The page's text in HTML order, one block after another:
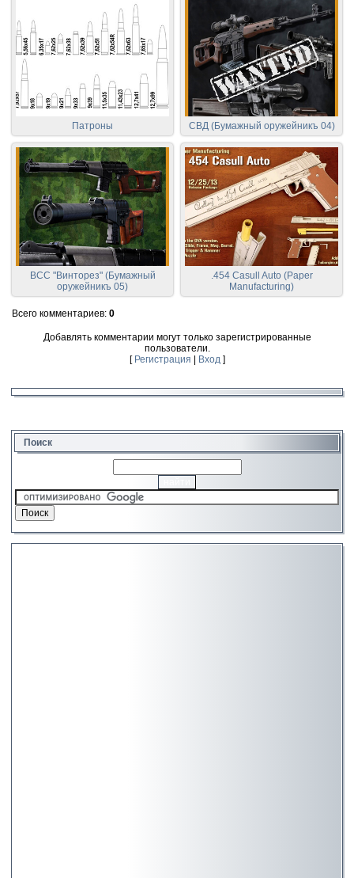
Патроны СВД (Бумажный оружейникъ 04)
ВСС "Винторез" (Бумажный
оружейникъ 05)
.454 Casull Auto (Paper
Manufacturing)
Всего комментариев: 0
Добавлять комментарии могут только зарегистрированные
пользователи.
[ Регистрация Вход]
Поиск